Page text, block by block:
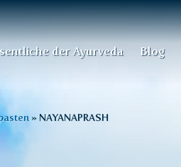
der Ayurveda Blog
» NAYANAPRASH